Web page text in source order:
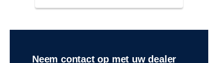
Neem contact op met uw dealer